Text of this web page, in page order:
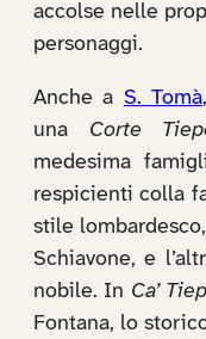
accolse nelle
personaggi.
Anche a S. Tomà
una Corte
medesima
respicienti colla
stile
Schiavone, e
nobile. In Ca’
Fontana, lo